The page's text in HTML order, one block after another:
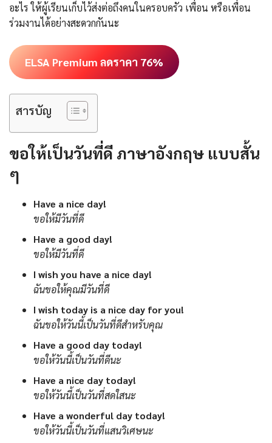
อะไร ให้ผู้เรียนเก็บไว้ส่งต่อถึงคนในครอบครัว เพื่อน หรือเพื่อน
ร่วมงานได้อย่างสะดวกกันนะ
ELSA Premium ลดราคา 76%
สารบัญ
ขอให้เป็นวันที่ดี ภาษาอังกฤษ แบบสั้น
ๆ
Have a nice day!
ขอให้มีวันที่ดี
Have a good day!
ขอให้มีวันที่ดี
I wish you have a nice day!
ฉันขอให้คุณมีวันที่ดี
I wish today is a nice day for you!
ฉันขอให้วันนี้เป็นวันที่ดีสำหรับคุณ
Have a good day today!
ขอให้วันนี้เป็นวันที่ดีนะ
Have a nice day today!
ขอให้วันนี้เป็นวันที่สดใสนะ
Have a wonderful day today!
ขอให้วันนี้เป็นวันที่แสนวิเศษนะ